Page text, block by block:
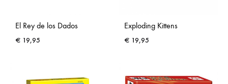
El Rey de los Dados
€ 19,95
Exploding Kittens
€ 19,95